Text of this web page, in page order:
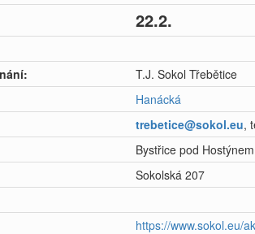
22.2.
T.J. Sokol Třebětice
Hanácká
trebetice@sokol.eu,
Bystřice pod
Sokolská 207
https://www.sokol.eu/